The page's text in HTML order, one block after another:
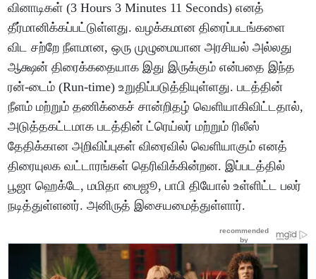
வினாடிகள் (3 Hours 3 Minutes 11 Seconds) எனத்
தீர்மானிக்கப்பட்டுள்ளது. வழக்கமான திரைப்படங்களை
விட சற்றே நீளமான, ஒரு முழுமையான அரசியல் அல்லது
ஆக்ஷன் திரைக்கதையாக இது இருக்கும் என்பதை இந்த
ரன்-டைம் (Run-time) உறுதிப்படுத்தியுள்ளது. படத்தின்
நீளம் மற்றும் தணிக்கைச் சான்றிதழ் வெளியாகிவிட்டதால்,
அடுத்தகட்டமாக படத்தின் ட்ரெய்லர் மற்றும் ரிலீஸ்
தேதிக்கான அறிவிப்புகள் விரைவில் வெளியாகும் எனத்
திரையுலக வட்டாரங்கள் தெரிவிக்கின்றன. இப்படத்தில்
பூஜா ஹெக்டே, மமிதா பைஜூ, பாபி தியோல் உள்ளிட்ட பலர்
நடித்துள்ளனர். அனிருத் இசையமைத்துள்ளார்.